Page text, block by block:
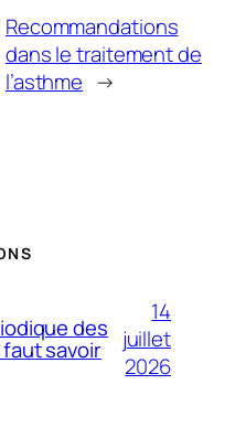
Recommandations
dans le traitement de
l’asthme →
des
faut savoir
14
juillet
2026